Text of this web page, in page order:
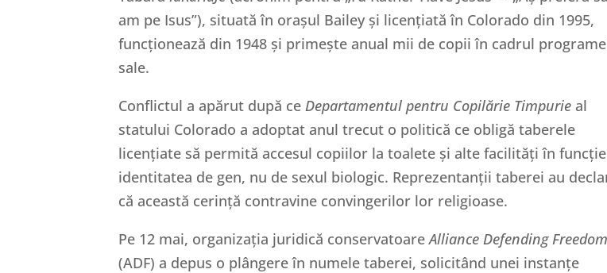
am pe Isus”), situată în orașul Bailey și licențiată în Colorado din 1995,
funcționează din 1948 și primește anual mii de copii în cadrul
sale.
Conflictul a apărut după ce Departamentul pentru Copilărie Timpurie al
statului Colorado a adoptat anul trecut o politică ce obligă taberele
licențiate să permită accesul copiilor la toalete și alte facilități în
identitatea de gen, nu de sexul biologic. Reprezentanții taberei au
că această cerință contravine convingerilor lor religioase.
Pe 12 mai, organizația juridică conservatoareAlliance Defending Freedom
(ADF) a depus o plângere în numele taberei, solicitând unei instanțe